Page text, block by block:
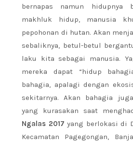
bernapas namun hidupnya
makhluk hidup, manusia
pepohonan di hutan. Akan
sebaliknya, betul-betul
laku kita sebagai manusia.
mereka dapat “hidup
bahagia, apalagi dengan
sekitarnya. Akan bahagia
yang kurasakan saat
Ngalas 2017 yang berlokasi di
Kecamatan Pagegongan,